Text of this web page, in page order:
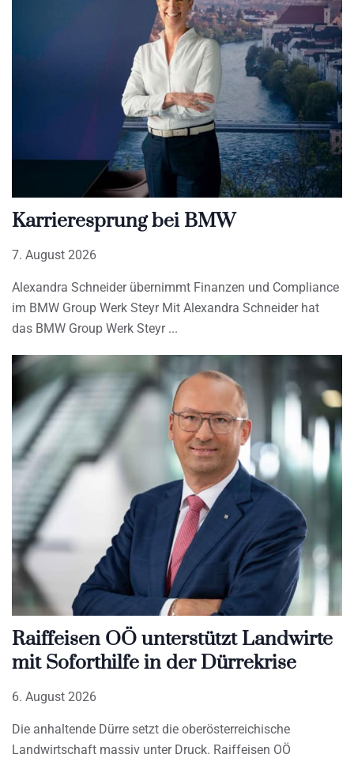
Karrieresprung bei BMW
7. August 2026
Alexandra Schneider übernimmt Finanzen und Compliance
im BMW Group Werk Steyr Mit Alexandra Schneider hat
das BMW Group Werk Steyr
Raiffeisen OÖ unterstützt Landwirte
mit Soforthilfe in der Dürrekrise
6. August 2026
Die anhaltende Dürre setzt die oberösterreichische
Landwirtschaft massiv unter Druck. Raiffeisen OÖ